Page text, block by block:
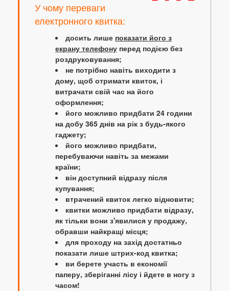
У чому переваги
електронного квитка:
досить лише показати його з
екрану телефону перед подією без
роздруковування;
не потрібно навіть виходити з
дому, щоб отримати квиток, і
витрачати свій час на його
оформлення;
його можливо придбати 24 години
на добу 365 днів на рік з будь-якого
гаджету;
його можливо придбати,
перебуваючи навіть за межами
країни;
він доступний відразу після
купування;
втрачений квиток легко відновити;
квитки можливо придбати відразу,
як тільки вони з'явилися у продажу,
обравши найкращі місця;
для проходу на захід достатньо
показати лише штрих-код квитка;
ви берете участь в економії
паперу, зберіганні лісу і йдете в ногу з
часом!